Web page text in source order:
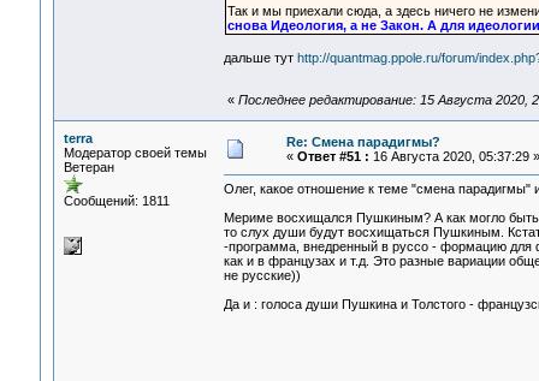
Так и мы приехали сюда, а здесь ничего не
снова Идеология, а не Закон. А для
дальше тут http://quantmag.ppole.ru/forum/
« Последнее редактирование: 15 Августа 2020,
terra
Модератор своей темы
Ветеран
Сообщений: 1811
Re: Смена парадигмы?
« Ответ #51 : 16 Августа 2020, 05:37:29 »
Олег, какое отношение к теме "смена
Мериме восхищался Пушкиным? А как могло быть
то слух души будут восхищаться Пушкиным.
-программа, внедренный в руссо - формацию для
как и в французах и т.д. Это разные вариации
не русские))
Да и : голоса души Пушкина и Толстого -